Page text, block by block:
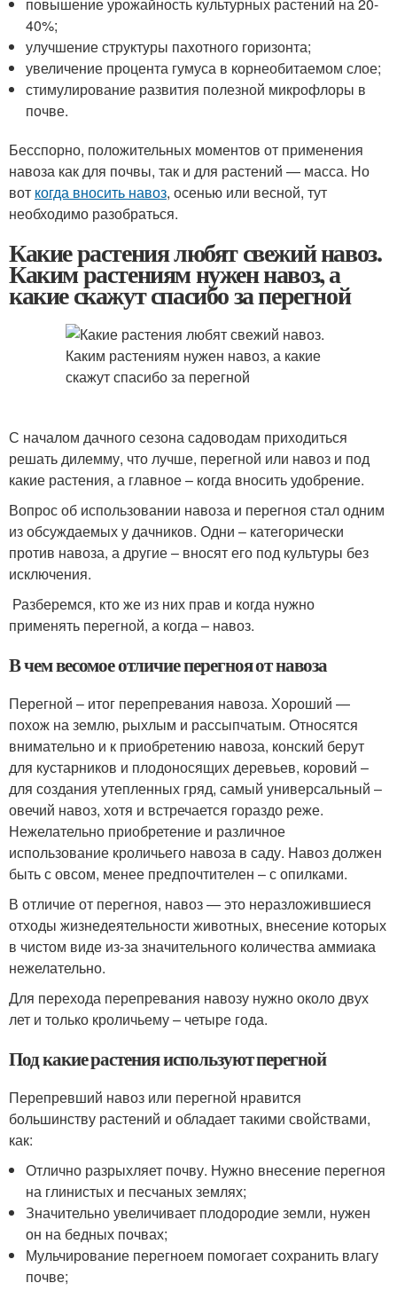
40%;
улучшение структуры пахотного горизонта;
увеличение процента гумуса в корнеобитаемом слое;
стимулирование развития полезной микрофлоры в
почве.
Бесспорно, положительных моментов от применения
навоза как для почвы, так и для растений — масса. Но
вот когда вносить навоз, осенью или весной, тут
необходимо разобраться.
Какие растения любят свежий навоз.
Каким растениям нужен навоз, а
какие скажут спасибо за перегной
С началом дачного сезона садоводам приходиться
решать дилемму, что лучше, перегной или навоз и под
какие растения, а главное – когда вносить удобрение.
Вопрос об использовании навоза и перегноя стал одним
из обсуждаемых у дачников. Одни – категорически
против навоза, а другие – вносят его под культуры без
исключения.
Разберемся, кто же из них прав и когда нужно
применять перегной, а когда – навоз.
В чем весомое отличие перегноя от навоза
Перегной – итог перепревания навоза. Хороший —
похож на землю, рыхлым и рассыпчатым. Относятся
внимательно и к приобретению навоза, конский берут
для кустарников и плодоносящих деревьев, коровий –
для создания утепленных гряд, самый универсальный –
овечий навоз, хотя и встречается гораздо реже.
Нежелательно приобретение и различное
использование кроличьего навоза в саду. Навоз должен
быть с овсом, менее предпочтителен – с опилками.
В отличие от перегноя, навоз — это неразложившиеся
отходы жизнедеятельности животных, внесение которых
в чистом виде из-за значительного количества аммиака
нежелательно.
Для перехода перепревания навозу нужно около двух
лет и только кроличьему – четыре года.
Под какие растения используют перегной
Перепревший навоз или перегной нравится
большинству растений и обладает такими свойствами,
как:
Отлично разрыхляет почву. Нужно внесение перегноя
на глинистых и песчаных землях;
Значительно увеличивает плодородие земли, нужен
он на бедных почвах;
Мульчирование перегноем помогает сохранить влагу
почве;